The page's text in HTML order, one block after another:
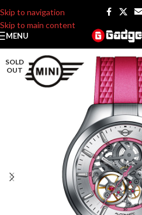
Skip to navigation
Skip to main content
MENU
SOLD
OUT